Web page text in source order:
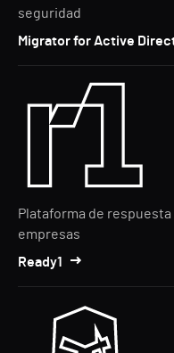
seguridad
Migrator for Active
Plataforma de
empresas
Ready1